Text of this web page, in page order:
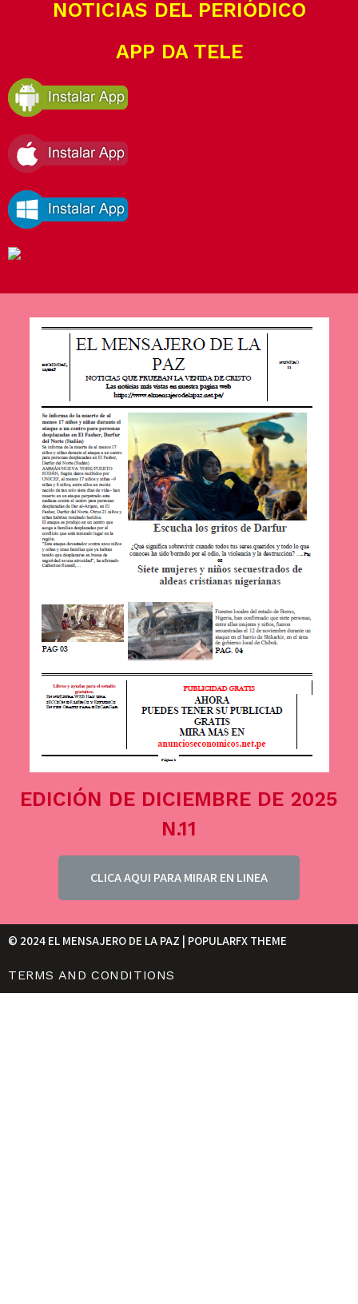
NOTICIAS DEL PERIÓDICO
APP DA TELE
EDICIÓN DE DICIEMBRE DE 2025
N.11
CLICA AQUI PARA MIRAR EN LINEA
© 2024 EL MENSAJERO DE LA PAZ | POPULARFX THEME
TERMS AND CONDITIONS